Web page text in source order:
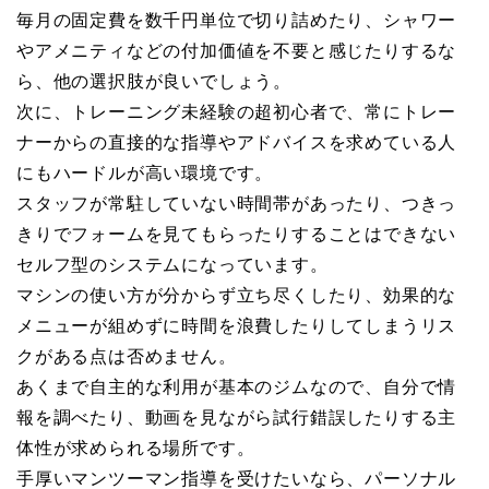
毎月の固定費を数千円単位で切り詰めたり、シャワー
やアメニティなどの付加価値を不要と感じたりするな
ら、他の選択肢が良いでしょう。
次に、トレーニング未経験の超初心者で、常にトレー
ナーからの直接的な指導やアドバイスを求めている人
にもハードルが高い環境です。
スタッフが常駐していない時間帯があったり、つきっ
きりでフォームを見てもらったりすることはできない
セルフ型のシステムになっています。
マシンの使い方が分からず立ち尽くしたり、効果的な
メニューが組めずに時間を浪費したりしてしまうリス
クがある点は否めません。
あくまで自主的な利用が基本のジムなので、自分で情
報を調べたり、動画を見ながら試行錯誤したりする主
体性が求められる場所です。
手厚いマンツーマン指導を受けたいなら、パーソナル